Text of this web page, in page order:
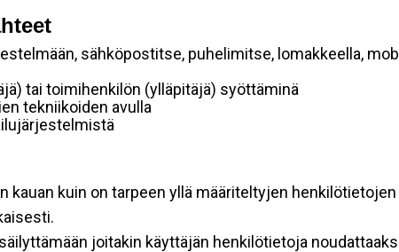
sähköpostitse, puhelimitse, lomakkeella,
tai toimihenkilön (ylläpitäjä) syöttäminä
tekniikoiden avulla
kauan kuin on tarpeen yllä määriteltyjen
joitakin käyttäjän henkilötietoja